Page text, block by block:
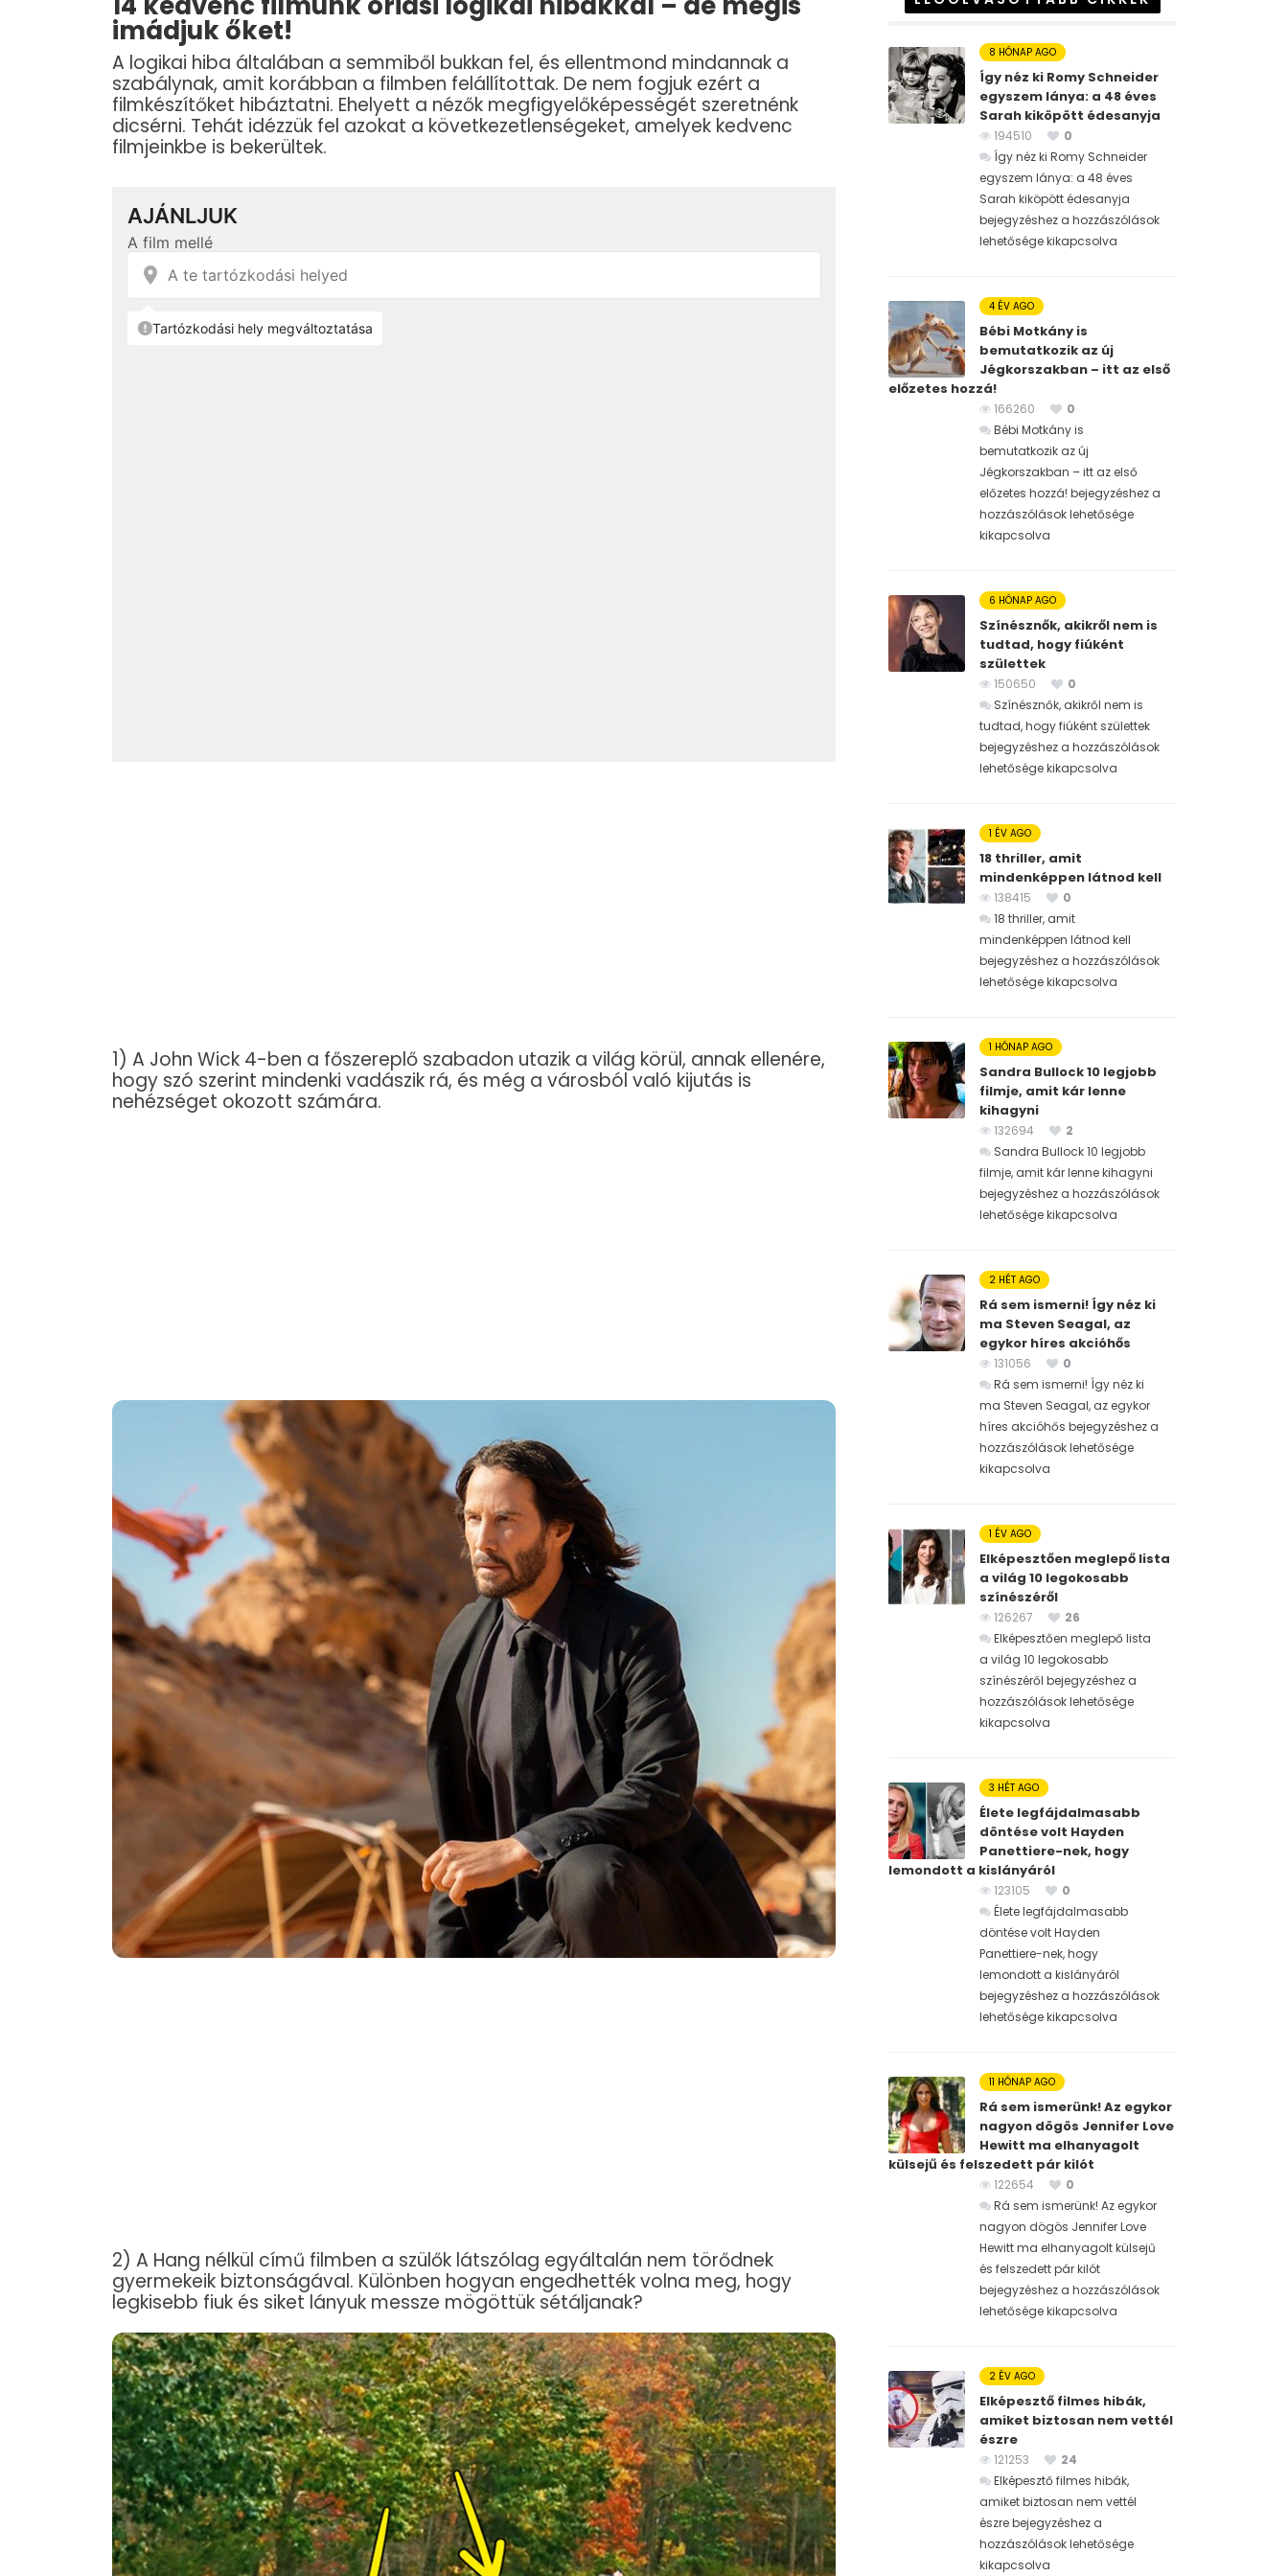
imádjuk őket!
A logikai hiba általában a semmiből bukkan fel, és ellentmond mindannak a
szabálynak, amit korábban a filmben felállítottak. De nem fogjuk ezért a
filmkészítőket hibáztatni. Ehelyett a nézők megfigyelőképességét szeretnénk
dicsérni. Tehát idézzük fel azokat a következetlenségeket, amelyek kedvenc
filmjeinkbe is bekerültek.
1) A John Wick 4-ben a főszereplő szabadon utazik a világ körül, annak ellenére,
hogy szó szerint mindenki vadászik rá, és még a városból való kijutás is
nehézséget okozott számára.
2) A Hang nélkül című filmben a szülők látszólag egyáltalán nem törődnek
gyermekeik biztonságával. Különben hogyan engedhették volna meg, hogy
legkisebb fiuk és siket lányuk messze mögöttük sétáljanak?
8 HÓNAP AGO
Így néz ki Romy Schneider
egyszem lánya: a 48 éves
Sarah kiköpött édesanyja
194510
0
Így néz ki Romy Schneider
egyszem lánya: a 48 éves
Sarah kiköpött édesanyja
bejegyzéshez a hozzászólások
lehetősége kikapcsolva
4 ÉV AGO
Bébi Motkány is
bemutatkozik az új
Jégkorszakban – itt az első
előzetes hozzá!
166260
0
Bébi Motkány is
bemutatkozik az új
Jégkorszakban – itt az első
előzetes hozzá! bejegyzéshez a
hozzászólások lehetősége
kikapcsolva
6 HÓNAP AGO
Színésznők, akikről nem is
tudtad, hogy fiúként
születtek
150650
0
Színésznők, akikről nem is
tudtad, hogy fiúként születtek
bejegyzéshez a hozzászólások
lehetősége kikapcsolva
1 ÉV AGO
18 thriller, amit
mindenképpen látnod kell
138415
0
18 thriller, amit
mindenképpen látnod kell
bejegyzéshez a hozzászólások
lehetősége kikapcsolva
1 HÓNAP AGO
Sandra Bullock 10 legjobb
filmje, amit kár lenne
kihagyni
132694
2
Sandra Bullock 10 legjobb
filmje, amit kár lenne kihagyni
bejegyzéshez a hozzászólások
lehetősége kikapcsolva
2 HÉT AGO
Rá sem ismerni! Így néz ki
ma Steven Seagal, az
egykor híres akcióhős
131056
0
Rá sem ismerni! Így néz ki
ma Steven Seagal, az egykor
híres akcióhős bejegyzéshez a
hozzászólások lehetősége
kikapcsolva
1 ÉV AGO
Elképesztően meglepő lista
a világ 10 legokosabb
színészéről
126267
26
Elképesztően meglepő lista
a világ 10 legokosabb
színészéről bejegyzéshez a
hozzászólások lehetősége
kikapcsolva
3 HÉT AGO
Élete legfájdalmasabb
döntése volt Hayden
Panettiere-nek, hogy
lemondott a kislányáról
123105
0
Élete legfájdalmasabb
döntése volt Hayden
Panettiere-nek, hogy
lemondott a kislányáról
bejegyzéshez a hozzászólások
lehetősége kikapcsolva
11 HÓNAP AGO
Rá sem ismerünk! Az egykor
nagyon dögös Jennifer Love
Hewitt ma elhanyagolt
külsejű és felszedett pár kilót
122654
0
Rá sem ismerünk! Az egykor
nagyon dögös Jennifer Love
Hewitt ma elhanyagolt külsejű
és felszedett pár kilót
bejegyzéshez a hozzászólások
lehetősége kikapcsolva
2 ÉV AGO
Elképesztő filmes hibák,
amiket biztosan nem vettél
észre
121253
24
Elképesztő filmes hibák,
amiket biztosan nem vettél
észre bejegyzéshez a
hozzászólások lehetősége
kikapcsolva